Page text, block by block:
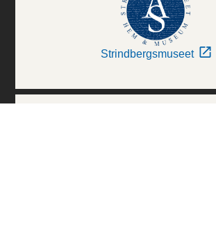
Strindbergsmuseet